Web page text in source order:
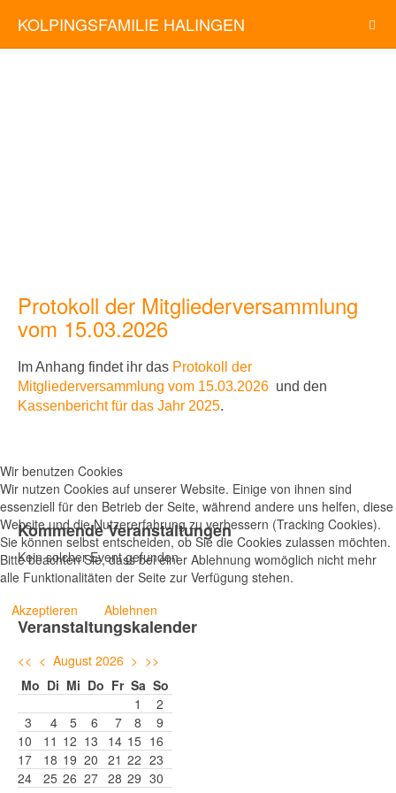
KOLPINGSFAMILIE HALINGEN
Protokoll der Mitgliederversammlung
vom 15.03.2026
Im Anhang findet ihr das Protokoll der
Mitgliederversammlung vom 15.03.2026 und den
Kassenbericht für das Jahr 2025.
Kommende Veranstaltungen
Kein solcher Event gefunden
Veranstaltungskalender
<< < August 2026 > >>
Mo Di Mi Do Fr Sa So
1
2
3
4 5 6 7 8
9
10
11 12 13 14 15 16
17
18 19 20 21 22 23
24
25 26 27 28 29 30
Wir benutzen Cookies
Wir nutzen Cookies auf unserer Website. Einige von ihnen sind
essenziell für den Betrieb der Seite, während andere uns helfen, diese
Website und die Nutzererfahrung zu verbessern (Tracking Cookies).
Sie können selbst entscheiden, ob Sie die Cookies zulassen möchten.
Bitte beachten Sie, dass bei einer Ablehnung womöglich nicht mehr
alle Funktionalitäten der Seite zur Verfügung stehen.
Akzeptieren
Ablehnen